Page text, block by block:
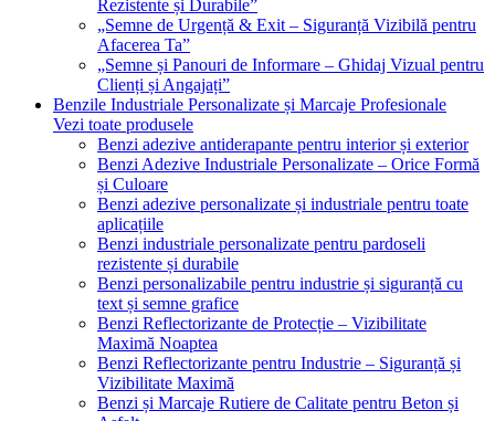
Rezistente și Durabile”
„Semne de Urgență & Exit – Siguranță Vizibilă pentru
Afacerea Ta”
„Semne și Panouri de Informare – Ghidaj Vizual pentru
Clienți și Angajați”
Benzile Industriale Personalizate și Marcaje Profesionale
Vezi toate produsele
Benzi adezive antiderapante pentru interior și exterior
Benzi Adezive Industriale Personalizate – Orice Formă
și Culoare
Benzi adezive personalizate și industriale pentru toate
aplicațiile
Benzi industriale personalizate pentru pardoseli
rezistente și durabile
Benzi personalizabile pentru industrie și siguranță cu
text și semne grafice
Benzi Reflectorizante de Protecție – Vizibilitate
Maximă Noaptea
Benzi Reflectorizante pentru Industrie – Siguranță și
Vizibilitate Maximă
Benzi și Marcaje Rutiere de Calitate pentru Beton și